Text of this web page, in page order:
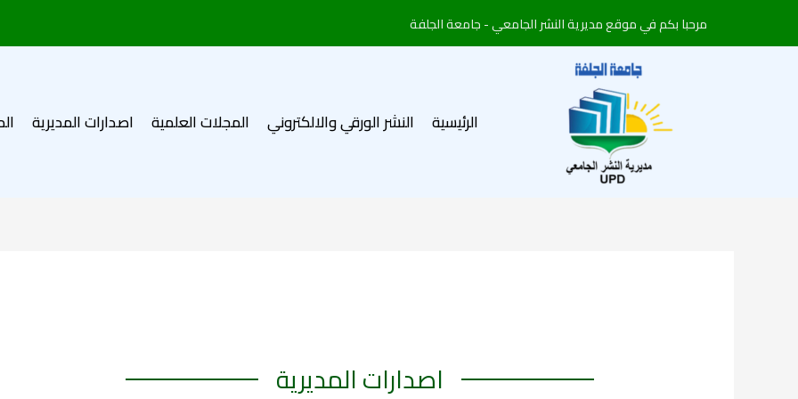
مرحبا بكم في موقع مديرية النشر الجامعي - جامعة الجلفة
الرئيسية النشر الورقي والالكتروني المجلات العلمية اصدارات المديرية
اصدارات المديرية